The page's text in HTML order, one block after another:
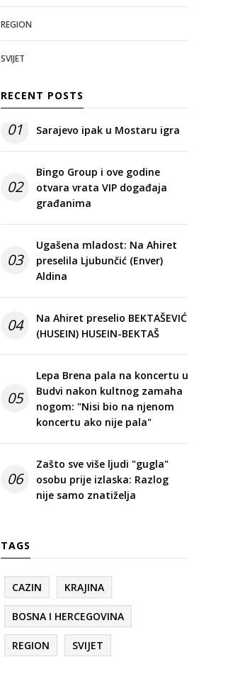
REGION
SVIJET
RECENT POSTS
01 Sarajevo ipak u Mostaru igra
02
Bingo Group i ove godine
otvara vrata VIP događaja
građanima
03
Ugašena mladost: Na Ahiret
preselila Ljubunčić (Enver)
Aldina
04
Na Ahiret preselio BEKTAŠEVIĆ
(HUSEIN) HUSEIN-BEKTAŠ
05
Lepa Brena pala na koncertu u
Budvi nakon kultnog zamaha
nogom: "Nisi bio na njenom
koncertu ako nije pala"
06
Zašto sve više ljudi "gugla"
osobu prije izlaska: Razlog
nije samo znatiželja
TAGS
CAZIN KRAJINA
BOSNA I HERCEGOVINA
REGION SVIJET